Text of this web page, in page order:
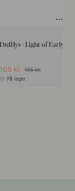
Duftlys - Light of Early
166 kr. 195 kr.
På lager